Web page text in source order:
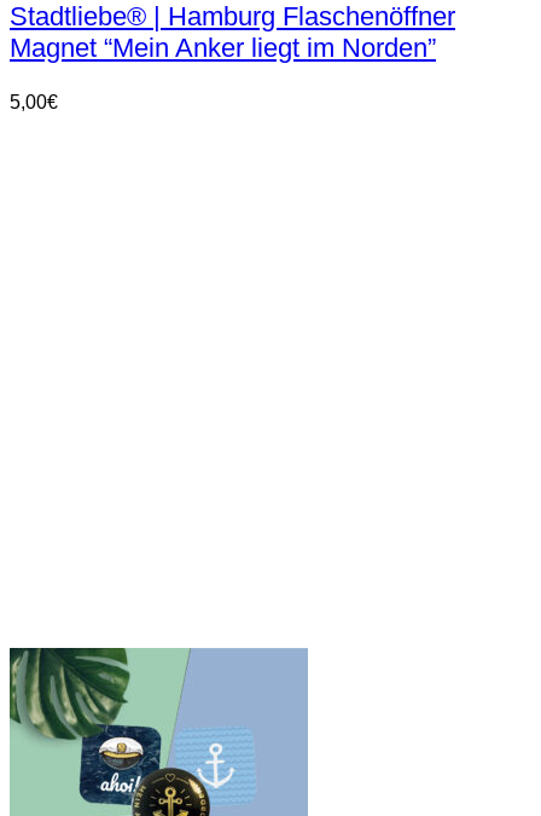
Stadtliebe® | Hamburg Flaschenöffner
Magnet “Mein Anker liegt im Norden”
5,00€